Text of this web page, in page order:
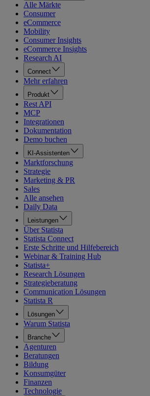
Alle Märkte
Consumer
eCommerce
Mobility
Consumer Insights
eCommerce Insights
Research AI
Connect
Mehr erfahren
Produkt
Rest API
MCP
Integrationen
Dokumentation
Demo buchen
KI-Assistenten
Marktforschung
Strategie
Marketing & PR
Sales
Alle ansehen
Daily Data
Leistungen
Über Statista
Statista Connect
Erste Schritte und Hilfebereich
Webinar & Training Hub
Statista+
Research Lösungen
Strategieberatung
Communication Lösungen
Statista R
Lösungen
Warum Statista
Branche
Agenturen
Beratungen
Bildung
Konsumgüter
Finanzen
Technologie